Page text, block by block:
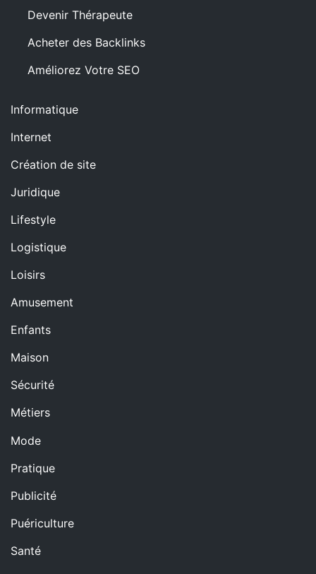
Devenir Thérapeute
Acheter des Backlinks
Améliorez Votre SEO
Informatique
Internet
Création de site
Juridique
Lifestyle
Logistique
Loisirs
Amusement
Enfants
Maison
Sécurité
Métiers
Mode
Pratique
Publicité
Puériculture
Santé